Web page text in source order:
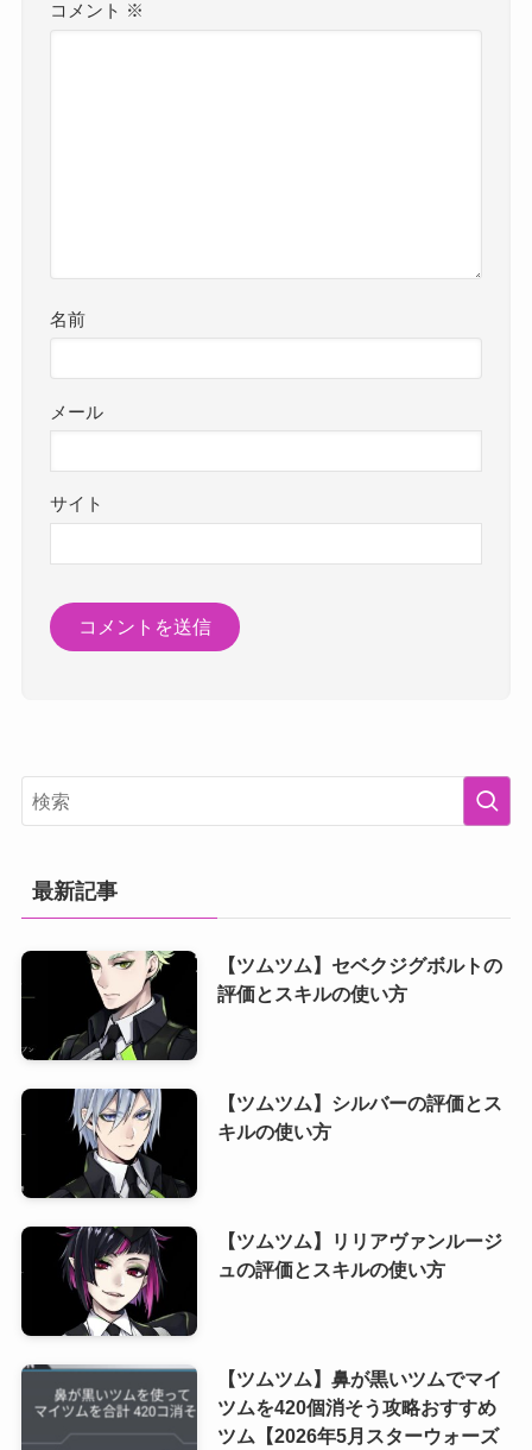
コメント ※
名前
メール
サイト
最新記事
【ツムツム】セベクジグボルトの
評価とスキルの使い方
【ツムツム】シルバーの評価とス
キルの使い方
【ツムツム】リリアヴァンルージ
ュの評価とスキルの使い方
【ツムツム】鼻が黒いツムでマイ
ツムを420個消そう攻略おすすめ
ツム【2026年5月スターウォーズ